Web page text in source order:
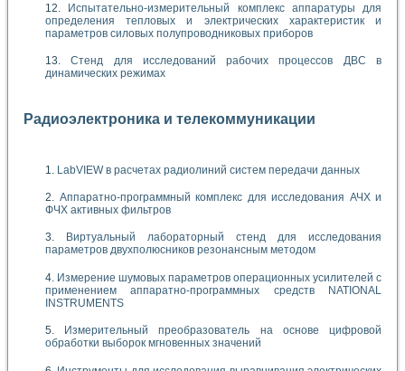
Испытательно-измерительный комплекс аппаратуры для
определения тепловых и электрических характеристик и
параметров силовых полупроводниковых приборов
Стенд для исследований рабочих процессов ДВС в
динамических режимах
Радиоэлектроника и телекоммуникации
LabVIEW в расчетах радиолиний систем передачи данных
Аппаратно-программный комплекс для исследования АЧХ и
ФЧХ активных фильтров
Виртуальный лабораторный стенд для исследования
параметров двухполюсников резонансным методом
Измерение шумовых параметров операционных усилителей с
применением аппаратно-программных средств NATIONAL
INSTRUMENTS
Измерительный преобразователь на основе цифровой
обработки выборок мгновенных значений